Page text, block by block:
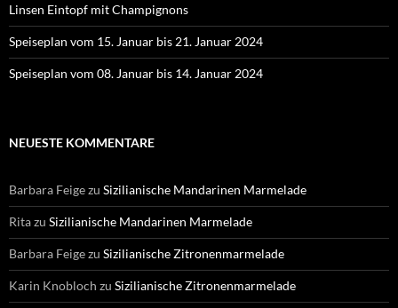
Linsen Eintopf mit Champignons
Speiseplan vom 15. Januar bis 21. Januar 2024
Speiseplan vom 08. Januar bis 14. Januar 2024
NEUESTE KOMMENTARE
Barbara Feigezu Sizilianische Mandarinen Marmelade
Ritazu Sizilianische Mandarinen Marmelade
Barbara Feigezu Sizilianische Zitronenmarmelade
Karin Knobloch zu Sizilianische Zitronenmarmelade